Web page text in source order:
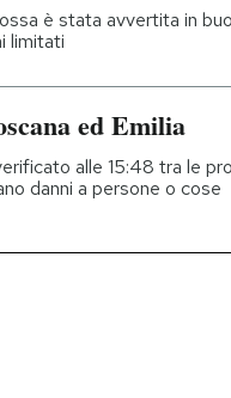
è stata avvertita in
limitati
ed Emilia
alle 15:48 tra le
danni a persone o cose